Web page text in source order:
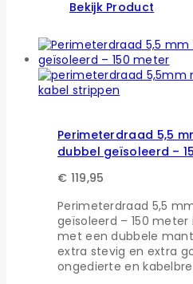
Bekijk Product
Perimeterdraad 5,5
dubbel geïsoleerd –
€ 119,95
Perimeterdraad 5,5
geïsoleerd – 150
met een dubbele
extra stevig en extra
ongedierte en